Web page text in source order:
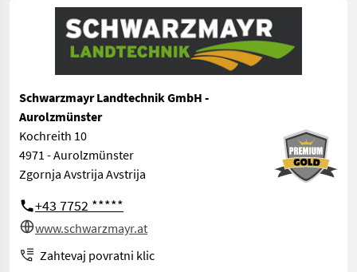
Schwarzmayr Landtechnik GmbH -
Aurolzmünster
Kochreith 10
4971 - Aurolzmünster
Zgornja Avstrija Avstrija
+43 7752 *****
www.schwarzmayr.at
Zahtevaj povratni klic